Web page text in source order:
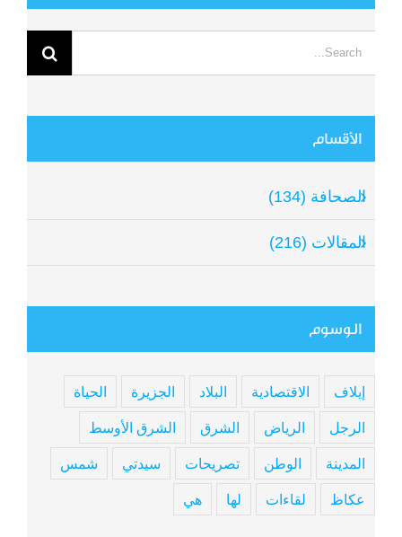
الأقسام
الصحافة (134)
المقالات (216)
الوسوم
إيلاف الاقتصادية البلاد الجزيرة الحياة
الرجل الرياض الشرق الشرق الأوسط
المدينة الوطن تصريحات سيدتي شمس
عكاظ لقاءات لها هي